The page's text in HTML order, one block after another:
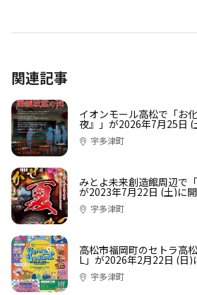
関連記事
イオンモール高松で「お
夜』」が2026年7月25日
宇多津町
みとよ未来創造館周辺で
が2023年7月22日 (土)に
宇多津町
高松市福岡町のセトラ高
L」が2026年2月22日 (日)
宇多津町